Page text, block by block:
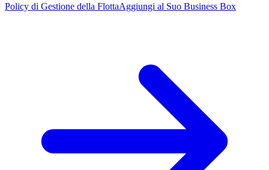
Policy di Gestione della FlottaAggiungi al Suo Business Box